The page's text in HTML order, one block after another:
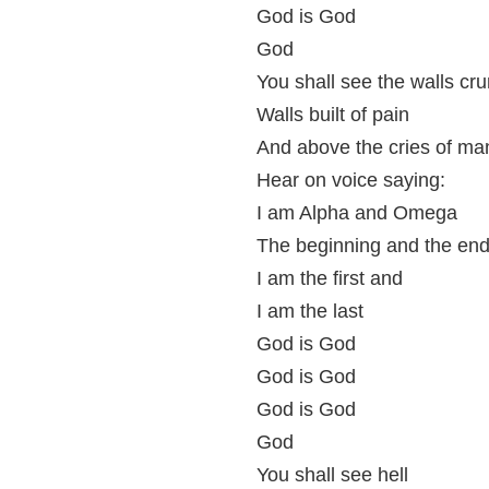
God is God
God
You shall see the walls
Walls built of pain
And above the cries of
Hear on voice saying:
I am Alpha and Omega
The beginning and the end
I am the first and
I am the last
God is God
God is God
God is God
God
You shall see hell